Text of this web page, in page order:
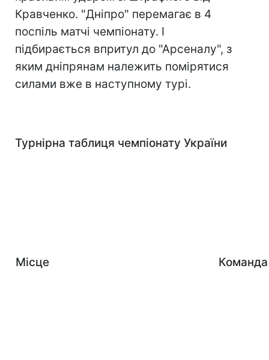
Кравченко. "Дніпро" перемагає в 4
поспіль матчі чемпіонату. І
підбирається впритул до "Арсеналу", з
яким дніпрянам належить помірятися
силами вже в наступному турі.
Турнірна таблиця чемпіонату України
Місце Команда